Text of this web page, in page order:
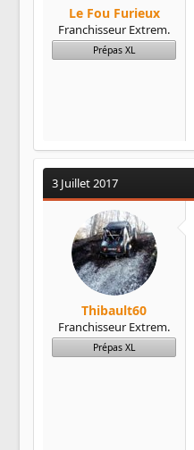
Le Fou Furieux
Franchisseur Extrem.
Prépas XL
3 Juillet 2017
Thibault60
Franchisseur Extrem.
Prépas XL